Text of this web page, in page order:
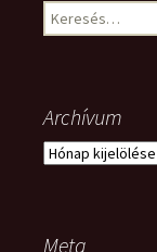
Keresés:
Archívum
Archívum
Meta